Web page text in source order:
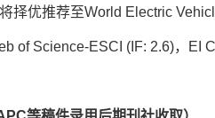
择优推荐至World Electric
of Science-ESCI (IF: 2.6)，EI